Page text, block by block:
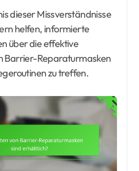
dieser Missverständnisse
helfen, informierte
über die effektive
Barrier-Reparaturmasken
zu treffen.